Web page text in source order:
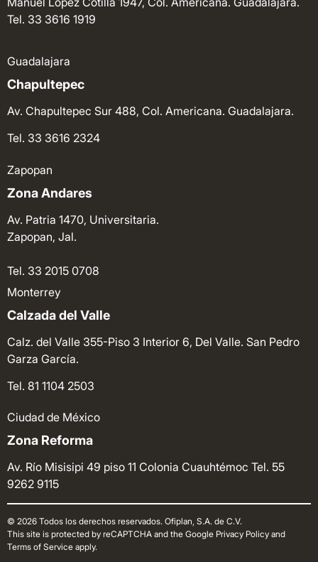
Tel. 33 3616 1919
Guadalajara
Chapultepec
Av. Chapultepec Sur 488, Col. Americana. Guadalajara.
Tel. 33 3616 2324
Zapopan
Zona Andares
Av. Patria 1470, Universitaria.
Zapopan, Jal.
Tel. 33 2015 0708
Monterrey
Calzada del Valle
Calz. del Valle 355-Piso 3 Interior 6, Del Valle. San Pedro
Garza García.
Tel. 81 1104 2503
Ciudad de México
Zona Reforma
Av. Río Misisipi 49 piso 11 Colonia Cuauhtémoc Tel. 55
9262 9115
© 2026 Todos los derechos reservados. Ofiplan, S.A. de C.V.
This site is protected by reCAPTCHA and the Google Privacy Policy and
Terms of Service apply.